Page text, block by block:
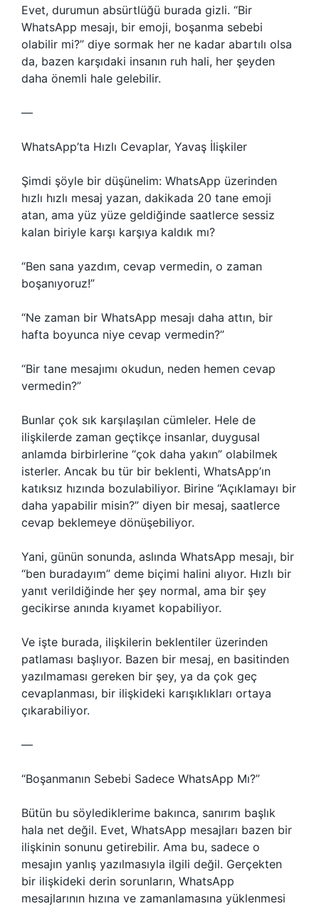
Evet, durumun absürtlüğü burada gizli. “Bir
WhatsApp mesajı, bir emoji, boşanma sebebi
olabilir mi?” diye sormak her ne kadar abartılı olsa
da, bazen karşıdaki insanın ruh hali, her şeyden
daha önemli hale gelebilir.
—
WhatsApp’ta Hızlı Cevaplar, Yavaş İlişkiler
Şimdi şöyle bir düşünelim: WhatsApp üzerinden
hızlı hızlı mesaj yazan, dakikada 20 tane emoji
atan, ama yüz yüze geldiğinde saatlerce sessiz
kalan biriyle karşı karşıya kaldık mı?
“Ben sana yazdım, cevap vermedin, o zaman
boşanıyoruz!”
“Ne zaman bir WhatsApp mesajı daha attın, bir
hafta boyunca niye cevap vermedin?”
“Bir tane mesajımı okudun, neden hemen cevap
vermedin?”
Bunlar çok sık karşılaşılan cümleler. Hele de
ilişkilerde zaman geçtikçe insanlar, duygusal
anlamda birbirlerine “çok daha yakın” olabilmek
isterler. Ancak bu tür bir beklenti, WhatsApp’ın
katıksız hızında bozulabiliyor. Birine “Açıklamayı bir
daha yapabilir misin?” diyen bir mesaj, saatlerce
cevap beklemeye dönüşebiliyor.
Yani, günün sonunda, aslında WhatsApp mesajı, bir
“ben buradayım” deme biçimi halini alıyor. Hızlı bir
yanıt verildiğinde her şey normal, ama bir şey
gecikirse anında kıyamet kopabiliyor.
Ve işte burada, ilişkilerin beklentiler üzerinden
patlaması başlıyor. Bazen bir mesaj, en basitinden
yazılmaması gereken bir şey, ya da çok geç
cevaplanması, bir ilişkideki karışıklıkları ortaya
çıkarabiliyor.
—
“Boşanmanın Sebebi Sadece WhatsApp Mı?”
Bütün bu söylediklerime bakınca, sanırım başlık
hala net değil. Evet, WhatsApp mesajları bazen bir
ilişkinin sonunu getirebilir. Ama bu, sadece o
mesajın yanlış yazılmasıyla ilgili değil. Gerçekten
bir ilişkideki derin sorunların, WhatsApp
mesajlarının hızına ve zamanlamasına yüklenmesi